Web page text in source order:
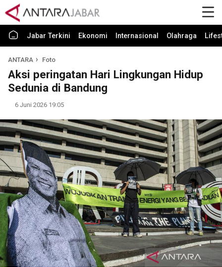
Jabar Terkini Ekonomi Internasional Olahraga
ANTARA Foto
Aksi peringatan Hari Lingkungan Hidup
Sedunia di Bandung
6 Juni 2026 19:05